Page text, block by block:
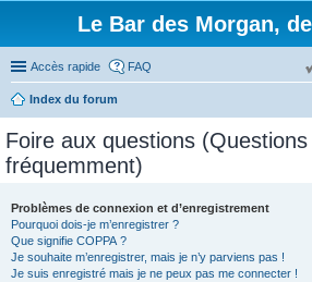
Le Bar des Morgan,
Accès rapide FAQ
Index du forum
Foire aux questions
fréquemment)
Problèmes de connexion et d’enregistrement
Pourquoi dois-je m’enregistrer ?
Que signifie COPPA ?
Je souhaite m’enregistrer, mais je n’y parviens pas !
Je suis enregistré mais je ne peux pas me connecter !